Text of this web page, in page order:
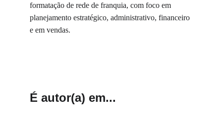
formatação de rede de franquia, com foco em
planejamento estratégico, administrativo, financeiro
e em vendas.
É autor(a) em...